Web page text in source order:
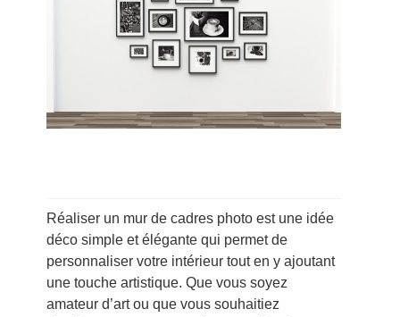
Réaliser un mur de cadres photo est une idée
déco simple et élégante qui permet de
personnaliser votre intérieur tout en y ajoutant
une touche artistique. Que vous soyez
amateur d’art ou que vous souhaitiez